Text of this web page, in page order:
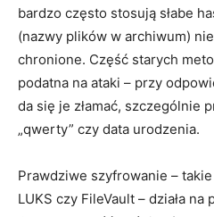
bardzo często stosują słabe
(nazwy plików w archiwum)
chronione. Część starych
podatna na ataki – przy
da się je złamać, szczególnie
„qwerty” czy data urodzenia.
Prawdziwe szyfrowanie –
LUKS czy FileVault – działa